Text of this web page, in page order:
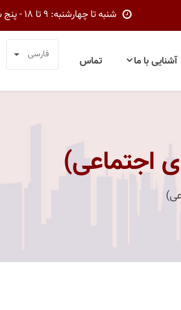
شنبه تا چهارشنبه: 9 تا 18 - پنج شنبه: 9 تا 13
آشنایی با ما تماس فارسی
اجتماعی)